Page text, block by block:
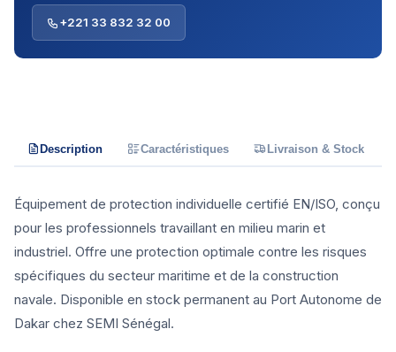
+221 33 832 32 00
Description Caractéristiques Livraison & Stock
Équipement de protection individuelle certifié EN/ISO, conçu
pour les professionnels travaillant en milieu marin et
industriel. Offre une protection optimale contre les risques
spécifiques du secteur maritime et de la construction
navale. Disponible en stock permanent au Port Autonome de
Dakar chez SEMI Sénégal.